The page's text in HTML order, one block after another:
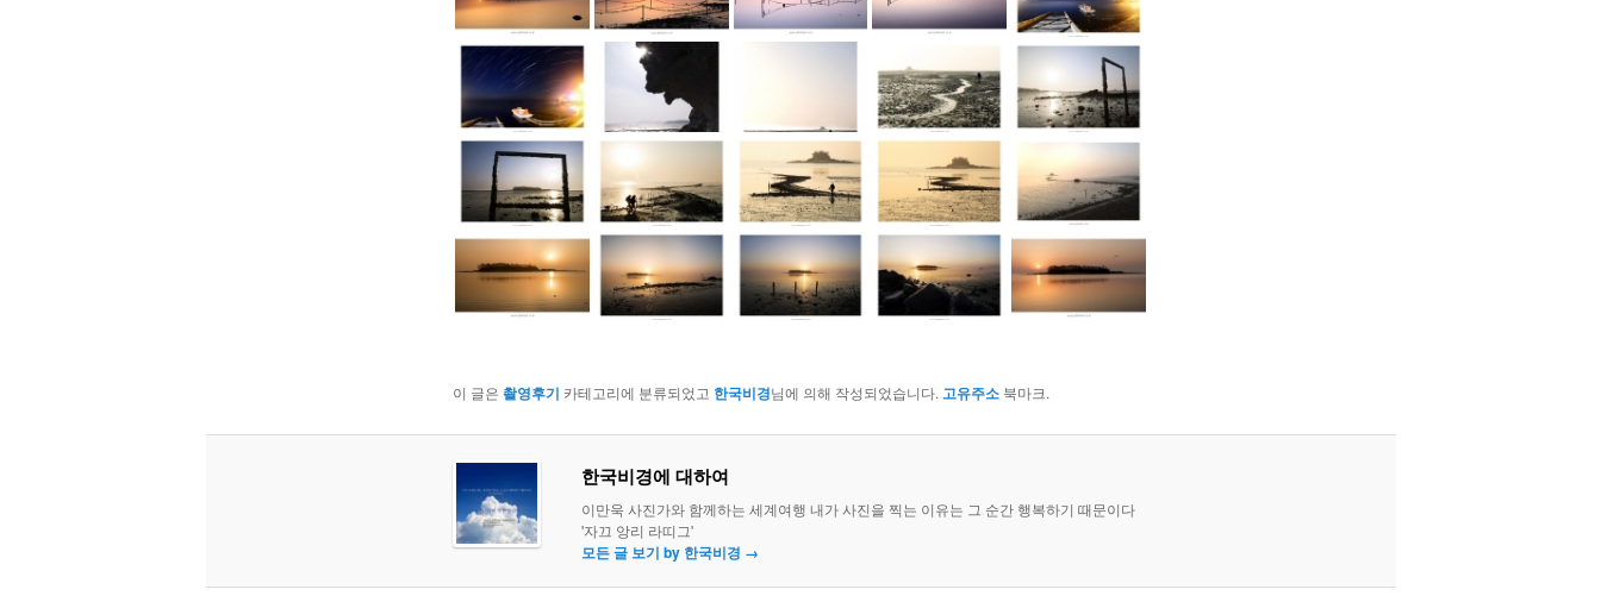
이 글은 촬영후기 카테고리에 분류되었고 한국비경님에 의해 작성되었습니다. 고유주소북마크.
한국비경에 대하여
이만욱 사진가와 함께하는 세계여행 내가 사진을 찍는 이유는 그 순간 행복하기 때문이다
'자끄 앙리 라띠그'
모든 글 보기 by 한국비경 →